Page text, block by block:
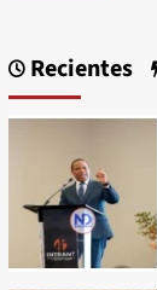
Recientes